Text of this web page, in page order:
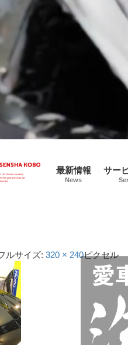
最新情報
News
サー
ルサイズ: 320 × 240ピクセル